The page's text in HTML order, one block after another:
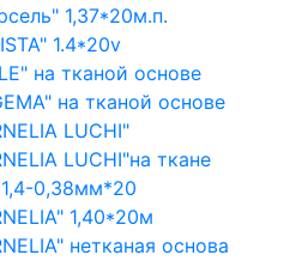
1,37*20м.п.
1.4*20v
на тканой основе
на тканой основе
LUCHI"
LUCHI"на ткане
0,38мм*20
1,40*20м
нетканая основа